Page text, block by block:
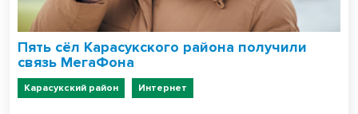
Пять сёл Карасукского района получили
связь МегаФона
Карасукский район Интернет